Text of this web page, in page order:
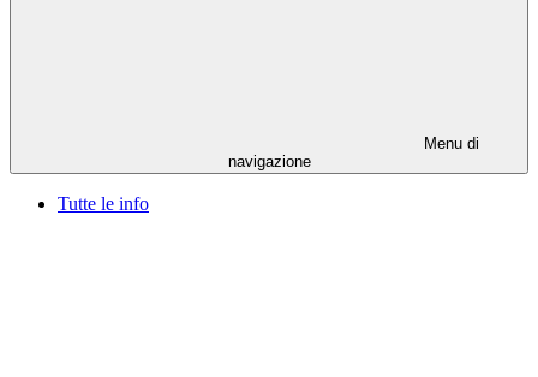
Menu di
navigazione
Tutte le info